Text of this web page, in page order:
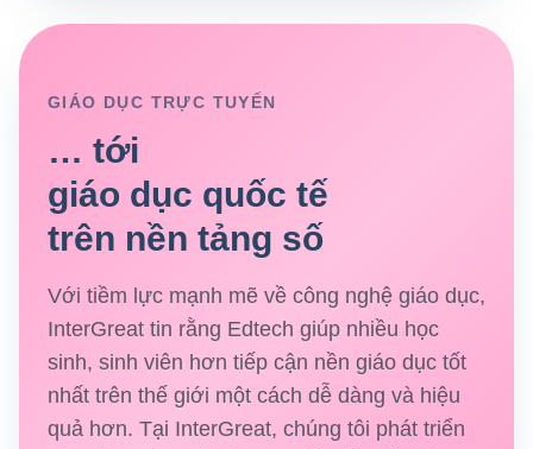
GIÁO DỤC TRỰC TUYẾN
… tới
giáo dục quốc tế
trên nền tảng số
Với tiềm lực mạnh mẽ về công nghệ giáo dục,
InterGreat tin rằng Edtech giúp nhiều học
sinh, sinh viên hơn tiếp cận nền giáo dục tốt
nhất trên thế giới một cách dễ dàng và hiệu
quả hơn. Tại InterGreat, chúng tôi phát triển